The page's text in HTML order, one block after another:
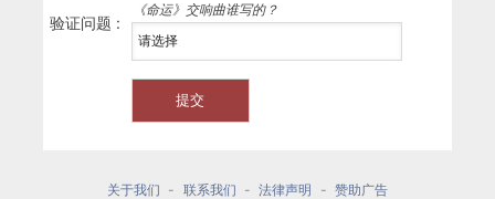
验证问题 :
《命运》交响曲谁写的？
关于我们 - 联系我们 - 法律声明 - 赞助广告